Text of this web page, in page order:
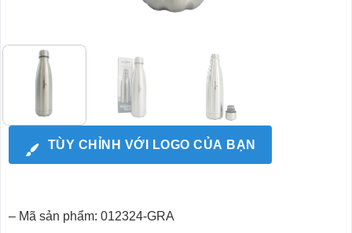
TÙY CHỈNH VỚI LOGO CỦA BẠN
– Mã sản phẩm: 012324-GRA